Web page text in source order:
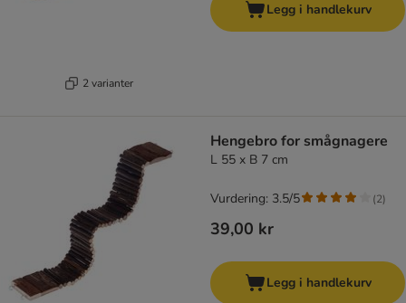
2 varianter
Legg i handlekurv
Hengebro for smågnagere
L 55 x B 7 cm
39,00 kr
Vurdering: 3.5/5 (2)
Legg i handlekurv